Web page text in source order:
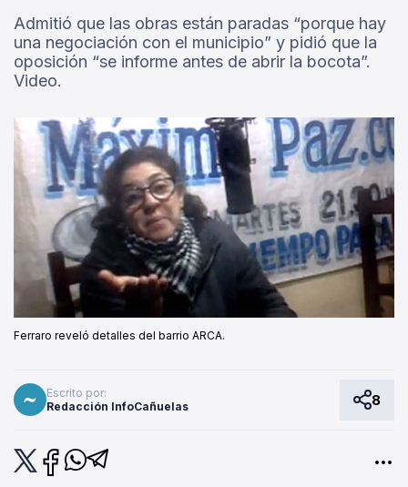
Admitió que las obras están paradas “porque hay
una negociación con el municipio” y pidió que la
oposición “se informe antes de abrir la bocota”.
Video.
Ferraro reveló detalles del barrio ARCA.
Escrito por:
Redacción InfoCañuelas
8